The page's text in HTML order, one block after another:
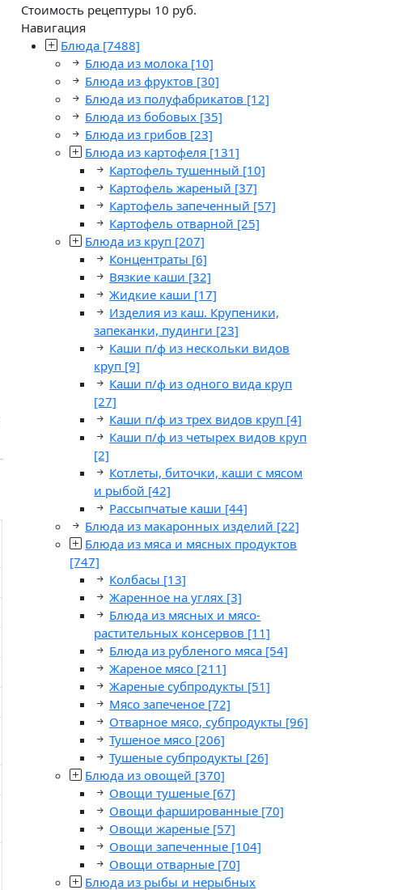
Стоимость рецептуры 10 руб.
Навигация
Блюда [7488]
Блюда из молока [10]
Блюда из фруктов [30]
Блюда из полуфабрикатов [12]
Блюда из бобовых [35]
Блюда из грибов [23]
Блюда из картофеля [131]
Картофель тушенный [10]
Картофель жареный [37]
Картофель запеченный [57]
Картофель отварной [25]
Блюда из круп [207]
Концентраты [6]
Вязкие каши [32]
Жидкие каши [17]
Изделия из каш. Крупеники,
запеканки, пудинги [23]
Каши п/ф из нескольки видов
круп [9]
Каши п/ф из одного вида круп
[27]
Каши п/ф из трех видов круп [4]
Каши п/ф из четырех видов круп
[2]
Котлеты, биточки, каши с мясом
и рыбой [42]
Рассыпчатые каши [44]
Блюда из макаронных изделий [22]
Блюда из мяса и мясных продуктов
[747]
Колбасы [13]
Жаренное на углях [3]
Блюда из мясных и мясо-
растительных консервов [11]
Блюда из рубленого мяса [54]
Жареное мясо [211]
Жареные субпродукты [51]
Мясо запеченое [72]
Отварное мясо, субпродукты [96]
Тушеное мясо [206]
Тушеные субпродукты [26]
Блюда из овощей [370]
Овощи тушеные [67]
Овощи фаршированные [70]
Овощи жареные [57]
Овощи запеченные [104]
Овощи отварные [70]
Блюда из рыбы и нерыбных